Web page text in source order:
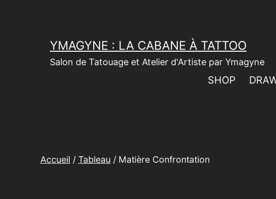
YMAGYNE : LA CABANE À TATTOO
Salon de Tatouage et Atelier d'Artiste par Ymagyne
SHOP
Accueil / Tableau / Matière Confrontation